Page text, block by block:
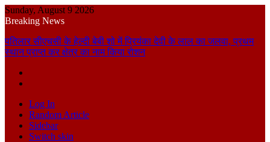
Sunday, August 9 2026
Breaking News
पतिलार सीएचसी के हेल्दी बेबी शो में प्रियंका देवी के लाल का जलवा, प्रथम
स्थान प्राप्त कर क्षेत्र का नाम किया रोशन
Log In
Random Article
Sidebar
Switch skin